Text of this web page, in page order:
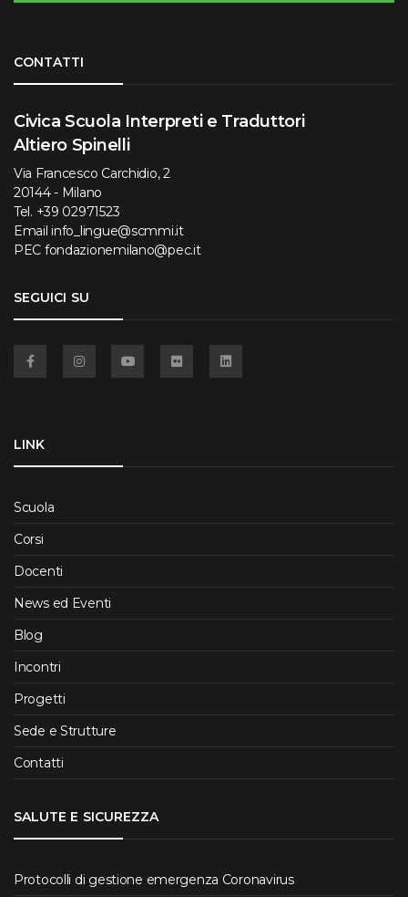
CONTATTI
Civica Scuola Interpreti e Traduttori
Altiero Spinelli
Via Francesco Carchidio, 2
20144 - Milano
Tel. +39 02971523
Email info_lingue@scmmi.it
PEC fondazionemilano@pec.it
SEGUICI SU
LINK
Scuola
Corsi
Docenti
News ed Eventi
Blog
Incontri
Progetti
Sede e Strutture
Contatti
SALUTE E SICUREZZA
Protocolli di gestione emergenza Coronavirus